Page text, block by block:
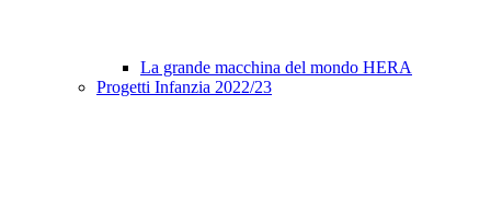
La grande macchina del mondo HERA
Progetti Infanzia 2022/23